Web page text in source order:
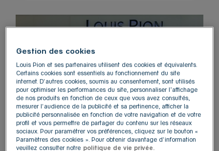
Votre boutique Louis Pion Val Thoiry vous accueille à
Gestion des cookies
Louis Pion et ses partenaires utilisent des cookies et équivalents.
Certains cookies sont essentiels au fonctionnement du site
internet. D'autres cookies, soumis au consentement, sont utilisés
pour optimiser les performances du site, personnaliser l’affichage
de nos produits en fonction de ceux que vous avez consultés,
mesurer l'audience de la publicité et sa pertinence, afficher la
publicité personnalisée en fonction de votre navigation et de votre
profil et vous permettre de partager du contenu sur les réseaux
sociaux. Pour paramétrer vos préférences, cliquez sur le bouton «
Paramètres des cookies ». Pour obtenir davantage d'information
veuillez consulter notre politique de vie privée.